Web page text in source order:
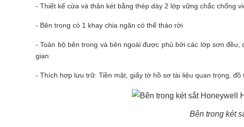
- Thiết kế cửa và thân két bằng thép dày 2 lớp vững chắc chống
- Bên trong có 1 khay chia ngăn có thể tháo rời
- Toàn bộ bên trong và bên ngoài được phủ bởi các lớp sơn
gian
- Thích hợp lưu trữ: Tiền mặt, giấy tờ hồ sơ tài liệu quan trọng,
Bên trong két